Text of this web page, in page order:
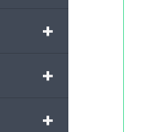
+
+
+